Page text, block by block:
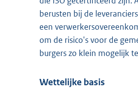
berusten bij de
een
om de risico's voor de
burgers zo klein mogelijk
Wettelijke basis